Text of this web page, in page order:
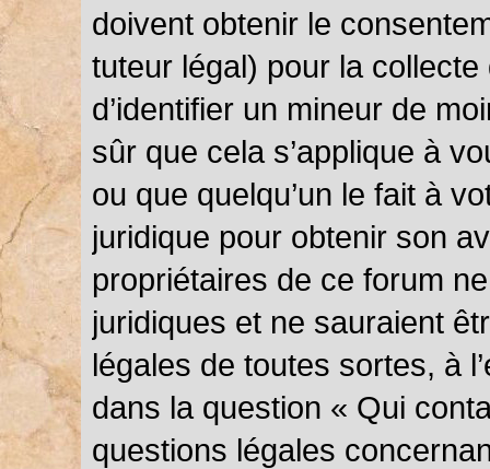
doivent obtenir le
tuteur légal) pour la
d’identifier un mineur de
sûr que cela s’applique à
ou que quelqu’un le fait à
juridique pour obtenir son
propriétaires de ce forum
juridiques et ne sauraient
légales de toutes sortes, à
dans la question « Qui
questions légales